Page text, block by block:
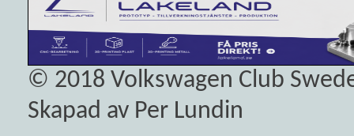
© 2018 Volkswagen Club
Skapad av Per Lundin